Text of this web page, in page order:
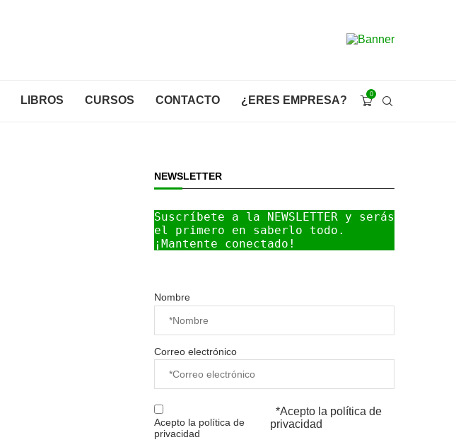
LIBROS CURSOS CONTACTO ¿ERES EMPRESA? 0
NEWSLETTER
Suscríbete a la NEWSLETTER y serás
el primero en saberlo todo.
¡Mantente conectado!
Nombre
Correo electrónico
Acepto la política de
privacidad
*Acepto la política de
privacidad